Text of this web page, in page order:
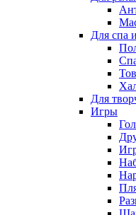
Для спа
Для
Игры